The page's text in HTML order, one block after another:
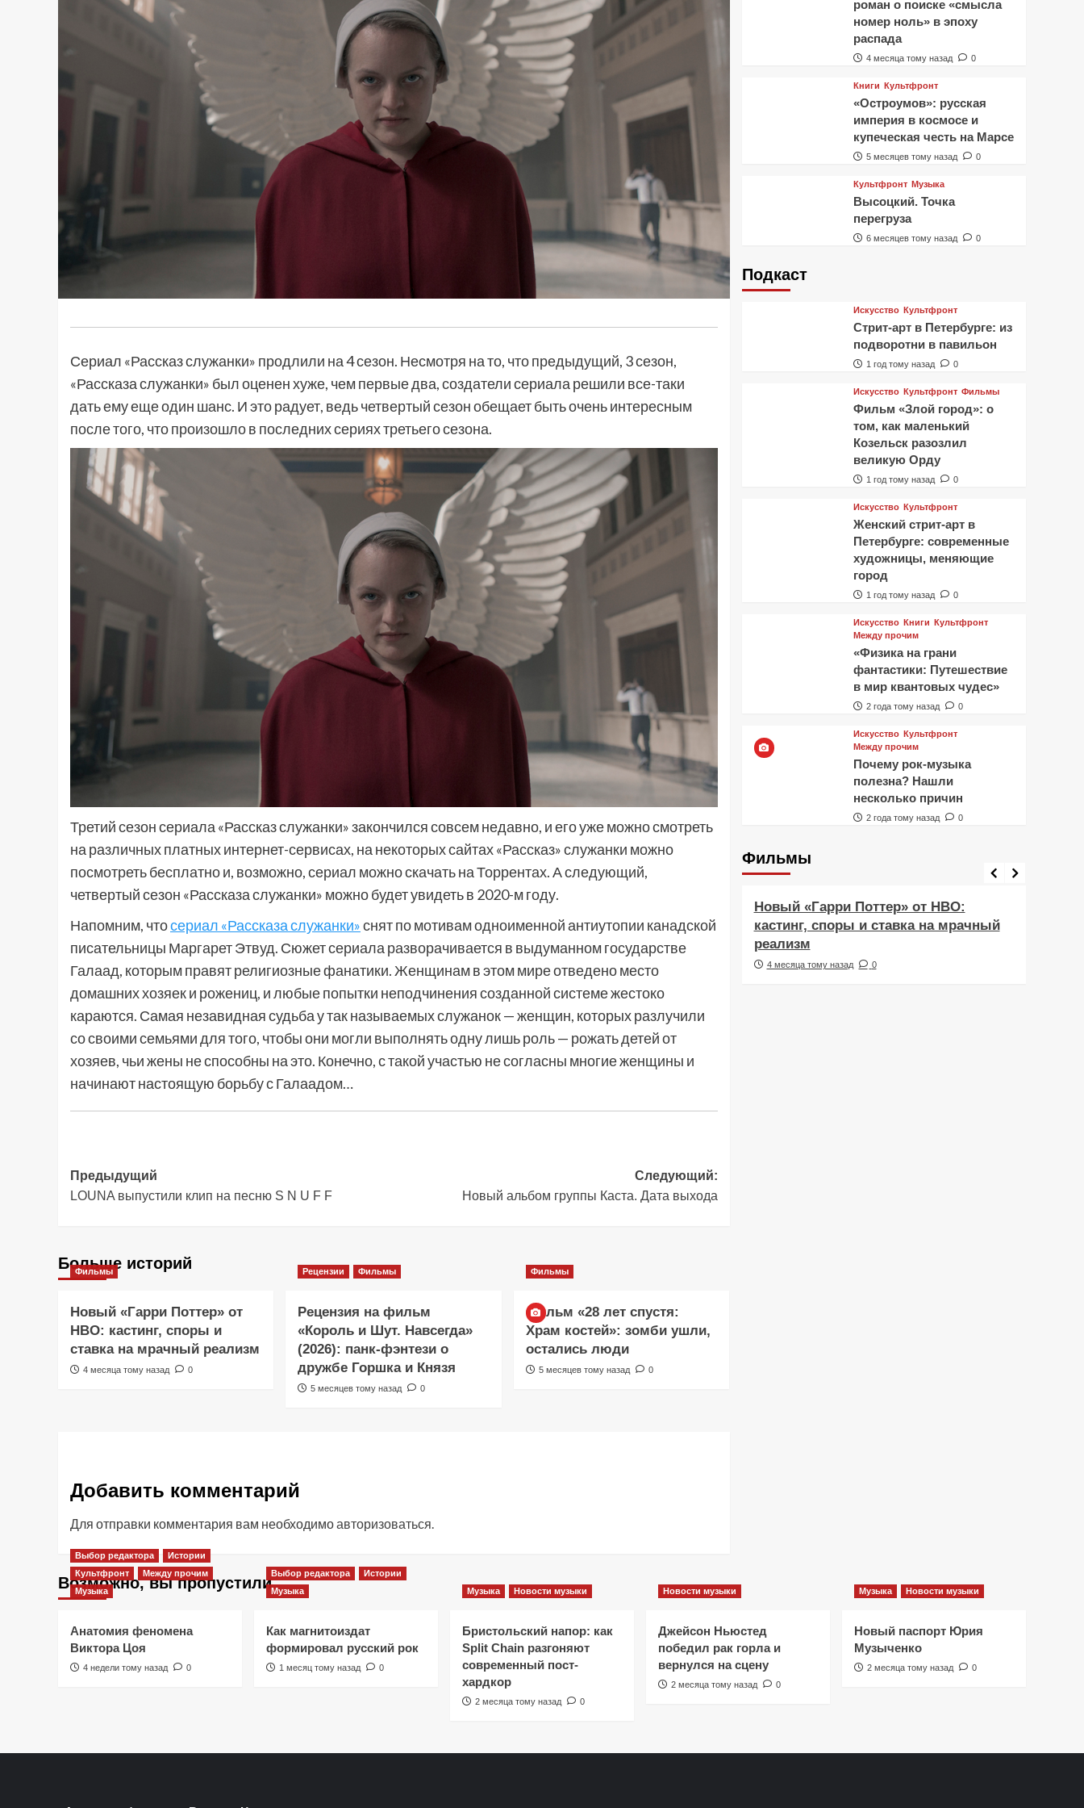
Сериал «Рассказ служанки» продлили на 4 сезон. Несмотря на то, что предыдущий, 3 сезон,
«Рассказа служанки» был оценен хуже, чем первые два, создатели сериала решили все-таки
дать ему еще один шанс. И это радует, ведь четвертый сезон обещает быть очень интересным
после того, что произошло в последних сериях третьего сезона.
Третий сезон сериала «Рассказ служанки» закончился совсем недавно, и его уже можно смотреть
на различных платных интернет-сервисах, на некоторых сайтах «Рассказ» служанки можно
посмотреть бесплатно и, возможно, сериал можно скачать на Торрентах. А следующий,
четвертый сезон «Рассказа служанки» можно будет увидеть в 2020-м году.
Напомним, чтосериал «Рассказа служанки»снят по мотивам одноименной антиутопии канадской
писательницы Маргарет Этвуд. Сюжет сериала разворачивается в выдуманном государстве
Галаад, которым правят религиозные фанатики. Женщинам в этом мире отведено место
домашних хозяек и рожениц, и любые попытки неподчинения созданной системе жестоко
караются. Самая незавидная судьба у так называемых служанок — женщин, которых разлучили
со своими семьями для того, чтобы они могли выполнять одну лишь роль — рожать детей от
хозяев, чьи жены не способны на это. Конечно, с такой участью не согласны многие женщины и
начинают настоящую борьбу с Галаадом…
Навигация
записи
Предыдущий
LOUNA выпустили клип на песню S N U F F
Следующий:
Новый альбом группы Каста. Дата выхода
Больше историй
Фильмы
Новый «Гарри Поттер» от
HBO: кастинг, споры и
ставка на мрачный реализм
4 месяца тому назад 0
Рецензии Фильмы
Рецензия на фильм
«Король и Шут. Навсегда»
(2026): панк-фэнтези о
дружбе Горшка и Князя
5 месяцев тому назад 0
Фильмы
Фильм «28 лет спустя:
Храм костей»: зомби ушли,
остались люди
5 месяцев тому назад 0
Добавить комментарий
Для отправки комментария вам необходимоавторизоваться.
роман о поиске «смысла
номер ноль» в эпоху
распада
4 месяца тому назад 0
Книги Культфронт
«Остроумов»: русская
империя в космосе и
купеческая честь на Марсе
5 месяцев тому назад 0
Культфронт Музыка
Высоцкий. Точка
перегруза
6 месяцев тому назад 0
Подкаст
Искусство Культфронт
Стрит-арт в Петербурге: из
подворотни в павильон
1 год тому назад 0
Искусство Культфронт Фильмы
Фильм «Злой город»: о
том, как маленький
Козельск разозлил
великую Орду
1 год тому назад 0
Искусство Культфронт
Женский стрит-арт в
Петербурге: современные
художницы, меняющие
город
1 год тому назад 0
Искусство Книги Культфронт
Между прочим
«Физика на грани
фантастики: Путешествие
в мир квантовых чудес»
2 года тому назад 0
Искусство Культфронт
Между прочим
Почему рок-музыка
полезна? Нашли
несколько причин
2 года тому назад 0
Фильмы
Фильмы
«Как приручить лису»: триллер,
который охотится не за маньяком, а
за человеческими слабостями
Фильмы
Новый «Гарри Поттер» от HBO:
кастинг, споры и ставка на мрачный
реализм
4 месяца тому назад 0
Возможно, вы пропустили
Выбор редактора
Истории
Культфронт
Между прочим
Музыка
Анатомия феномена
Виктора Цоя
4 недели тому назад 0
Выбор редактора
Истории
Музыка
Как магнитоиздат
формировал русский рок
1 месяц тому назад 0
Музыка Новости музыки
Бристольский напор: как
Split Chain разгоняют
современный пост-
хардкор
2 месяца тому назад 0
Новости музыки
Джейсон Ньюстед
победил рак горла и
вернулся на сцену
2 месяца тому назад 0
Музыка Новости музыки
Новый паспорт Юрия
Музыченко
2 месяца тому назад 0